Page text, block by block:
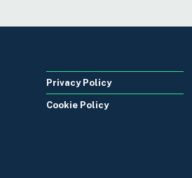
Privacy Policy
Cookie Policy